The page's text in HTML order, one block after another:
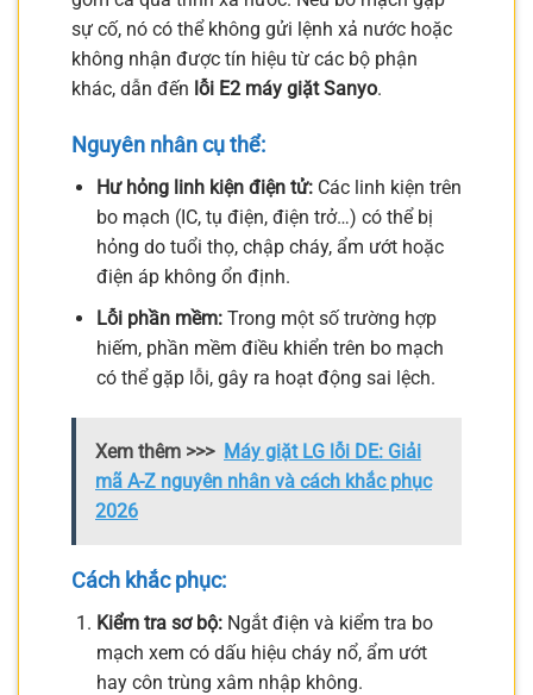
sự cố, nó có thể không gửi lệnh xả nước hoặc
không nhận được tín hiệu từ các bộ phận
khác, dẫn đến lỗi E2 máy giặt Sanyo.
Nguyên nhân cụ thể:
Hư hỏng linh kiện điện tử:Các linh kiện trên
bo mạch (IC, tụ điện, điện trở…) có thể bị
hỏng do tuổi thọ, chập cháy, ẩm ướt hoặc
điện áp không ổn định.
Lỗi phần mềm:Trong một số trường hợp
hiếm, phần mềm điều khiển trên bo mạch
có thể gặp lỗi, gây ra hoạt động sai lệch.
Xem thêm >>> Máy giặt LG lỗi DE: Giải
mã A-Z nguyên nhân và cách khắc phục
2026
Cách khắc phục:
Kiểm tra sơ bộ:Ngắt điện và kiểm tra bo
mạch xem có dấu hiệu cháy nổ, ẩm ướt
hay côn trùng xâm nhập không.